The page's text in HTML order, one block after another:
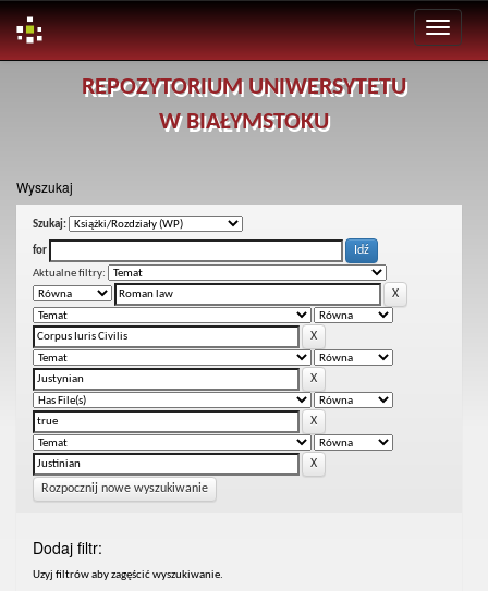
REPOZYTORIUM UNIWERSYTETU
W BIAŁYMSTOKU
Wyszukaj
Szukaj:
for
Aktualne filtry:
Rozpocznij nowe wyszukiwanie
Dodaj filtr:
Uzyj filtrów aby zagęścić wyszukiwanie.